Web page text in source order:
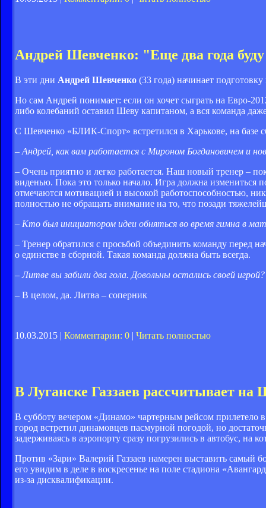
Андрей Шевченко: "Еще два года
В эти дни Андрей Шевченко (33 года) начинает
Но сам Андрей понимает: если он хочет сыграть на Евро-
либо колебаний оставил Шеву капитаном, а вся команда
С Шевченко «БЛИК-Спорт» встретился в Харькове, на базе
– Андрей, как вам работается с Мироном Богдановичем и
– Очень приятно и легко работается. Наш новый тренер –
виденью. Пока это только начало. Игра должна измениться
отмечаются мотивацией и высокой работоспособностью,
полностью не обращать внимание на то, что позади
– Кто был инициатором идеи обняться во время гимна в
– Тренер обратился с просьбой объединить команду перед
о единстве в сборной. Такая команда должна быть всегда.
– Литве вы забили два гола. Довольны остались своей игрой?
– В целом, да. Литва – соперник
10.03.2015 | Комментарии: 0 | Читать полностью
В Луганске Газзаев рассчитывает на
В субботу вечером «Динамо» чартерным рейсом
город встретил динамовцев пасмурной погодой, но
задерживаясь в аэропорту сразу погрузились в автобус, на
Против «Зари» Валерий Газзаев намерен выставить самый
его увидим в деле в воскресенье на поле стадиона
из-за дисквалификации.